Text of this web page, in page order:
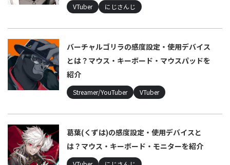
VTuber にじさんじ
バーチャルゴリラの感度設定・使用デバイス
とは？マウス・キーボード・マウスパッドを
紹介
Streamer/YouTuber VTuber
葛葉(くずは)の感度設定・使用デバイスと
は？マウス・キーボード・モニターを紹介